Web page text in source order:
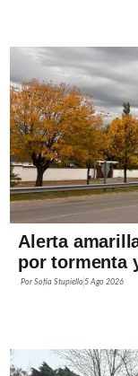
Alerta
por tormenta
PorSofía Stupiello5 Ago 2026